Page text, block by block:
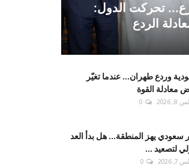
تحركت الدول:
الردع
وردع طهران... عندما تغيّر
معادلة القوة
0
سعودي يهز المنطقة... هل بدأ العد
لتصعيد ...
0